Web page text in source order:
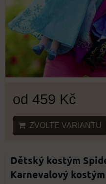
od 459 Kč
ZVOLTE VARIANTU
Dětský kostým
Karnevalový